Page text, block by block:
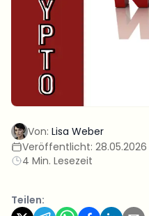
Von: Lisa Weber
Veröffentlicht: 28.05.2026
4 Min. Lesezeit
Teilen: